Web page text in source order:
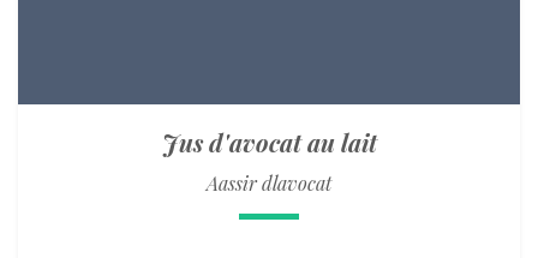
Jus d'avocat au lait
Aassir dlavocat